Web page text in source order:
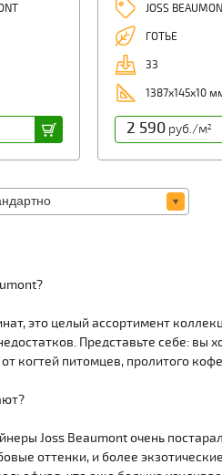
JOSS
ГОТЬЕ
33
1387x145x10
2 590руб./м2
это целый ассортимент
Представьте себе: вы
когтей питомцев, пролитого
Joss Beaumont очень
оттенки, и более